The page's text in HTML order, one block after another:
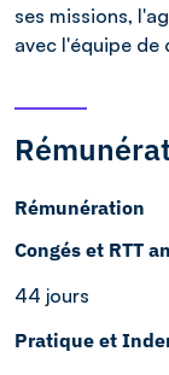
ses missions,
avec l'équipe de
Rémunération
Congés et RTT
44 jours
Pratique et